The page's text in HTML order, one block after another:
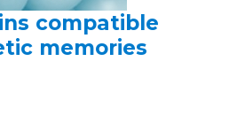
compatible
memories